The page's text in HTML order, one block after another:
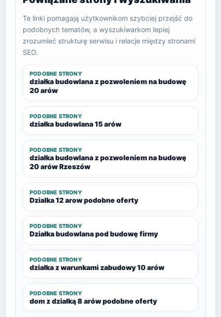
Te linki pomagają użytkownikom szybciej przejść do
podobnych tematów, a wyszukiwarkom lepiej
zrozumieć strukturę serwisu i relacje między stronami
SEO.
PODOBNE STRONY
działka budowlana z pozwoleniem na budowę
20 arów
PODOBNE STRONY
działka budowlana 15 arów
PODOBNE STRONY
działka budowlana z pozwoleniem na budowę
20 arów Rzeszów
PODOBNE STRONY
Dzialka 12 arow podobne oferty
PODOBNE STRONY
Działka budowlana pod budowę firmy
PODOBNE STRONY
działka z warunkami zabudowy 10 arów
PODOBNE STRONY
dom z działką 8 arów podobne oferty